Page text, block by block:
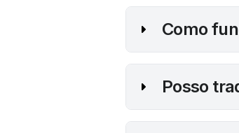
Como
Posso